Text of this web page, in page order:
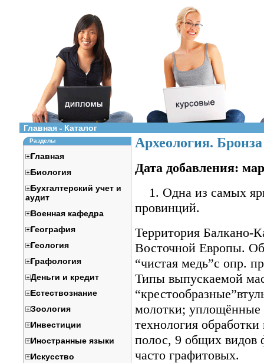
Главная» Каталог
Разделы
Главная
Биология
Бухгалтерский учет и
аудит
Военная кафедра
География
Геология
Графология
Деньги и кредит
Естествознание
Зоология
Инвестиции
Иностранные языки
Искусство
Археология.
Дата добавления:
1. Одна из самых
провинций.
Территория Балкано-
Восточной Европы.
“чистая медь”с опр.
Типы выпускаемой
молотки; уплощённые
технология обработки
полос, 9 общих видов
часто графитовых.